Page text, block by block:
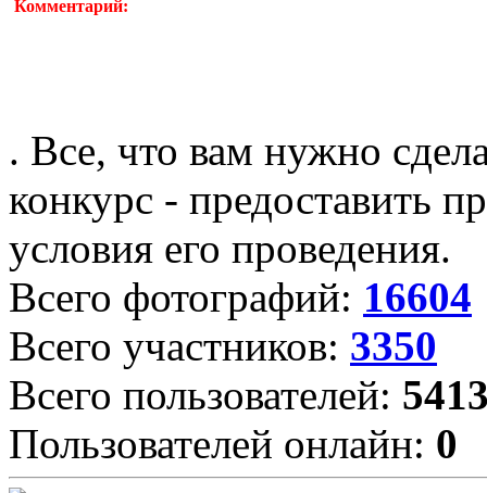
Комментарий:
. Все, что вам нужно
конкурс - предоставить
условия его проведения.
Всего фотографий: 16604
Всего участников: 3350
Всего пользователей:
Пользователей онлайн: 0